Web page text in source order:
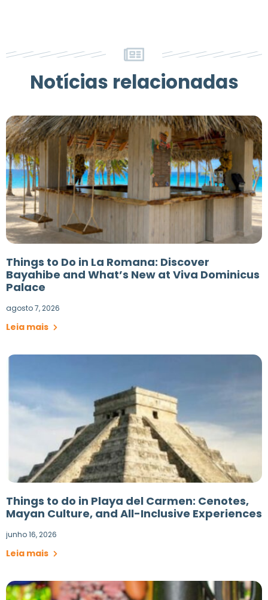
Notícias relacionadas
Things to Do in La Romana: Discover
Bayahibe and What’s New at Viva Dominicus
Palace
agosto 7, 2026
Leia mais
Things to do in Playa del Carmen: Cenotes,
Mayan Culture, and All-Inclusive Experiences
junho 16, 2026
Leia mais